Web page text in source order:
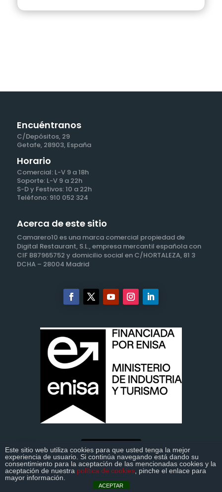
Encuéntranos
C/Depósitos, 29
Getafe, 28903, España
Horario
Comercial: L-V 9 a 18h
Soporte: L-V 9 a 22h
S-D y Festivos: 10 a 22h
Teléfono: 910 052 324
Acerca de este sitio
Camarero10 es una marca comercial propiedad de
Digital Restaurant, S.L., empresa mercantil española con
CIF B87965752 y domicilio social en C/HORTALEZA, 81 3
DCHA – 28004 Madrid
>>
DESCÁRGATE LA GUÍA DEFINITIVA DEL
DELIVERY
Este sitio web utiliza cookies para que usted tenga la mejor
experiencia de usuario. Si continúa navegando está dando su
consentimiento para la aceptación de las mencionadas cookies y la
aceptación de nuestra política de cookies , pinche el enlace para
mayor información.
ACEPTAR